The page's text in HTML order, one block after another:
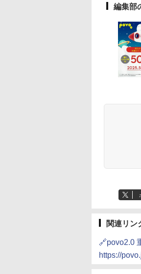
編集部
関連リン
🔗povo2.0
https://